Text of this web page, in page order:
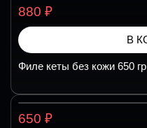
880 ₽
В
Филе кеты без кожи 650
650 ₽